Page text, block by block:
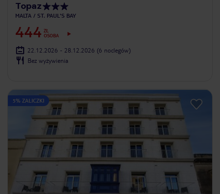
Topaz
MALTA ST. PAUL'S BAY
444 ZŁ
OSOBA
22.12.2026 - 28.12.2026 (6 noclegów)
Bez wyżywienia
5% ZALICZKI